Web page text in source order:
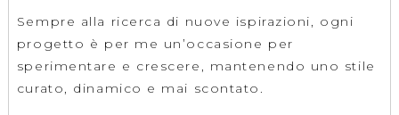
Sempre alla ricerca di nuove ispirazioni, ogni
progetto è per me un’occasione per
sperimentare e crescere, mantenendo uno stile
curato, dinamico e mai scontato.